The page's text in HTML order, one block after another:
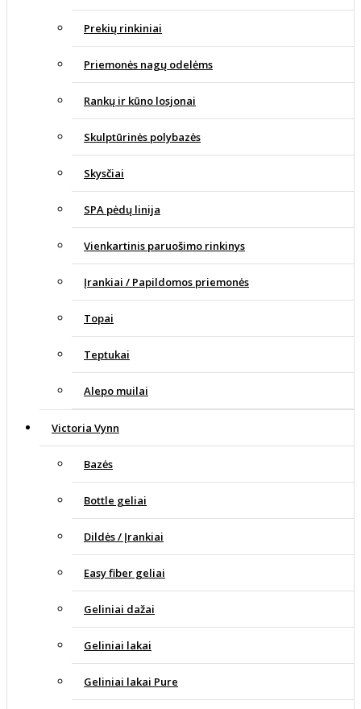
Prekių rinkiniai
Priemonės nagų odelėms
Rankų ir kūno losjonai
Skulptūrinės polybazės
Skysčiai
SPA pėdų linija
Vienkartinis paruošimo rinkinys
Įrankiai / Papildomos priemonės
Topai
Teptukai
Alepo muilai
Victoria Vynn
Bazės
Bottle geliai
Dildės / Įrankiai
Easy fiber geliai
Geliniai dažai
Geliniai lakai
Geliniai lakai Pure